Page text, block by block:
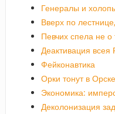
Генералы и
Вверх по
Певчих спела не о
Деактивация всея
Фейконавтика
Орки тонут в Орске
Экономика:
Деколонизация